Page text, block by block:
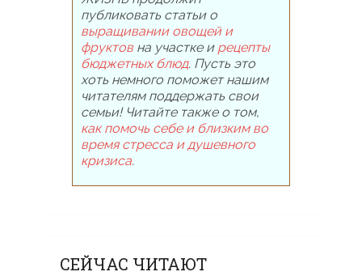
публиковать статьи о
выращивании овощей и
фруктовна участке и рецепты
бюджетных блюд. Пусть это
хоть немного поможет нашим
читателям поддержать свои
семьи! Читайте также о том,
как помочь себе и близким во
время стресса и душевного
кризиса.
СЕЙЧАС ЧИТАЮТ